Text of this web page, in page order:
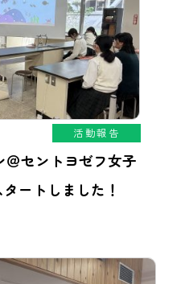
活動報告
＠セントヨゼフ女子
ートしました！